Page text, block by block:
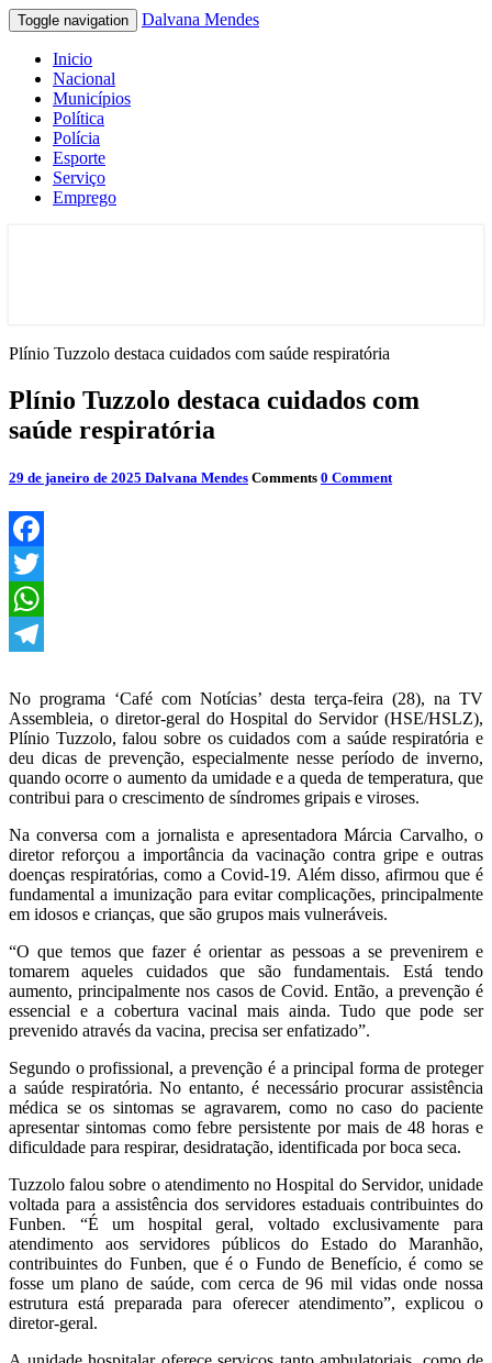
Toggle navigation Dalvana Mendes
Inicio
Nacional
Municípios
Política
Polícia
Esporte
Serviço
Emprego
Plínio Tuzzolo destaca cuidados com saúde respiratória
Plínio Tuzzolo destaca cuidados com
saúde respiratória
29 de janeiro de 2025 Dalvana Mendes Comments 0 Comment
Facebook
Twitter
WhatsApp
No programa ‘Café com Notícias’ desta terça-feira (28), na TV
Assembleia, o diretor-geral do Hospital do Servidor (HSE/HSLZ),
Plínio Tuzzolo, falou sobre os cuidados com a saúde respiratória e
deu dicas de prevenção, especialmente nesse período de inverno,
quando ocorre o aumento da umidade e a queda de temperatura, que
contribui para o crescimento de síndromes gripais e viroses.
Na conversa com a jornalista e apresentadora Márcia Carvalho, o
diretor reforçou a importância da vacinação contra gripe e outras
doenças respiratórias, como a Covid-19. Além disso, afirmou que é
fundamental a imunização para evitar complicações, principalmente
em idosos e crianças, que são grupos mais vulneráveis.
“O que temos que fazer é orientar as pessoas a se prevenirem e
tomarem aqueles cuidados que são fundamentais. Está tendo
aumento, principalmente nos casos de Covid. Então, a prevenção é
essencial e a cobertura vacinal mais ainda. Tudo que pode ser
prevenido através da vacina, precisa ser enfatizado”.
Segundo o profissional, a prevenção é a principal forma de proteger
a saúde respiratória. No entanto, é necessário procurar assistência
médica se os sintomas se agravarem, como no caso do paciente
apresentar sintomas como febre persistente por mais de 48 horas e
dificuldade para respirar, desidratação, identificada por boca seca.
Tuzzolo falou sobre o atendimento no Hospital do Servidor, unidade
voltada para a assistência dos servidores estaduais contribuintes do
Funben. “É um hospital geral, voltado exclusivamente para
atendimento aos servidores públicos do Estado do Maranhão,
contribuintes do Funben, que é o Fundo de Benefício, é como se
fosse um plano de saúde, com cerca de 96 mil vidas onde nossa
estrutura está preparada para oferecer atendimento”, explicou o
diretor-geral.